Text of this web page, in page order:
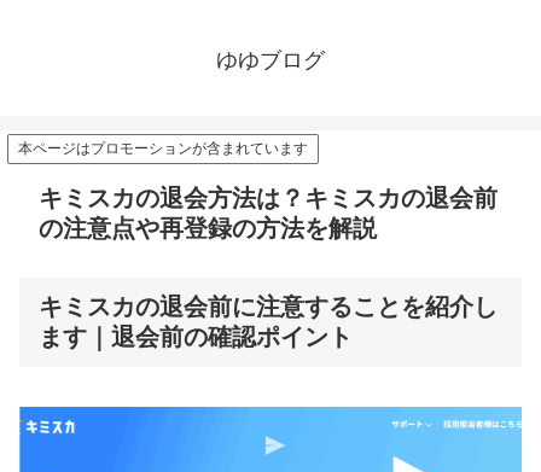
ゆゆブログ
本ページはプロモーションが含まれています
キミスカの退会方法は？キミスカの退会前
の注意点や再登録の方法を解説
キミスカの退会前に注意することを紹介し
ます｜退会前の確認ポイント